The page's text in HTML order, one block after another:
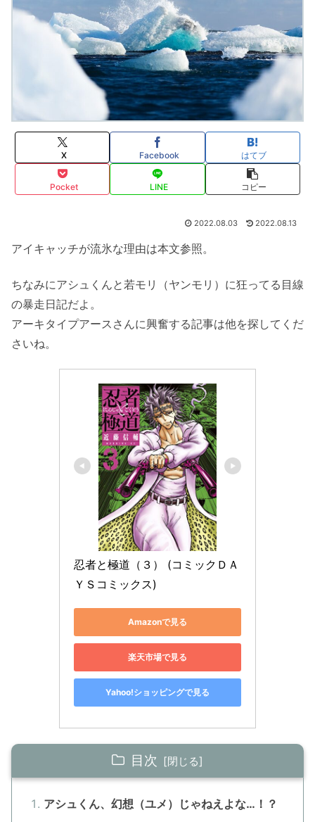
X Facebook はてブ
Pocket LINE コピー
2022.08.03 2022.08.13
アイキャッチが流氷な理由は本文参照。
ちなみにアシュくんと若モリ（ヤンモリ）に狂ってる目線
の暴走日記だよ。
アーキタイプアースさんに興奮する記事は他を探してくだ
さいね。
忍者と極道（３） (コミックＤＡ
ＹＳコミックス)
Amazonで見る
楽天市場で見る
Yahoo!ショッピングで見る
目次
アシュくん、幻想（ユメ）じゃねえよな…！？